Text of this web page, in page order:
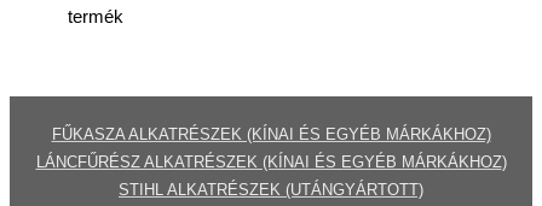
termék
FŰKASZA ALKATRÉSZEK (KÍNAI ÉS EGYÉB MÁRKÁKHOZ)
LÁNCFŰRÉSZ ALKATRÉSZEK (KÍNAI ÉS EGYÉB MÁRKÁKHOZ)
STIHL ALKATRÉSZEK (UTÁNGYÁRTOTT)